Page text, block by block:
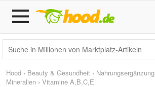
Hood › Beauty & Gesundheit ›
Mineralien › Vitamine A,B,C,E